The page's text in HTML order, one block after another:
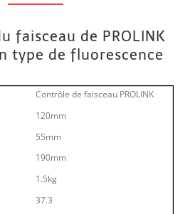
faisceau de PROLINK
type de fluorescence
Contrôle de faisceau PROLINK
120mm
55mm
190mm
1.5kg
37.3